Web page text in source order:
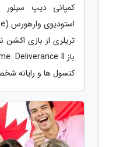
تریلری از بازی
کنسول ها و رایانه